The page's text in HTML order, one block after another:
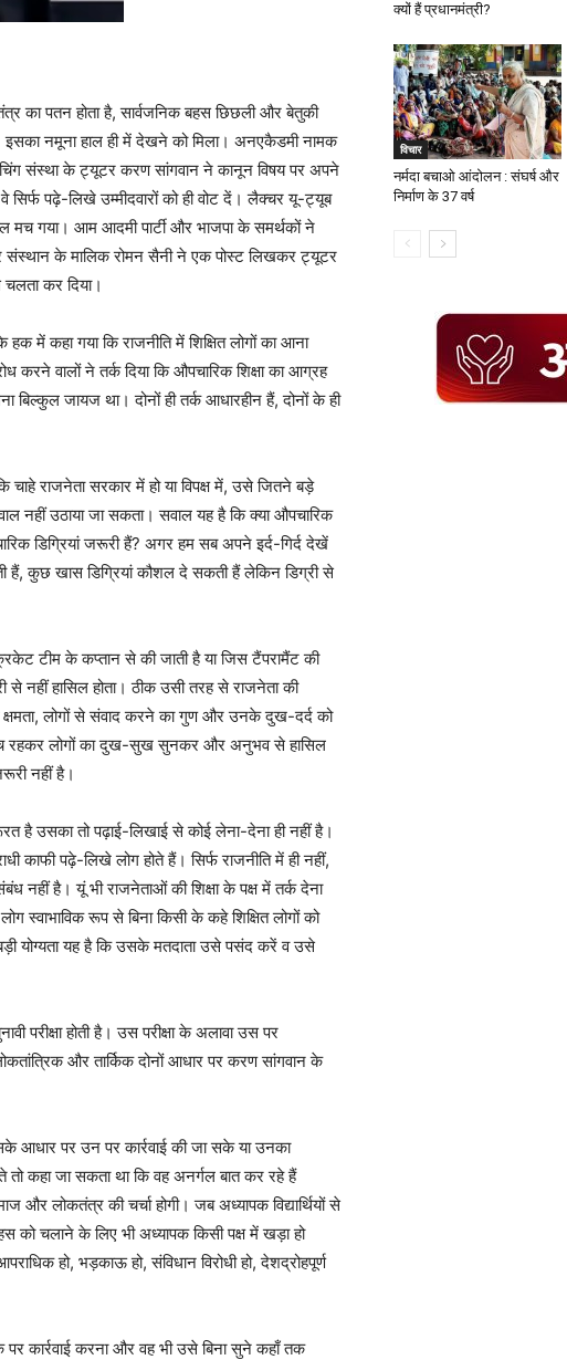
का पतन होता है, सार्वजनिक बहस छिछली और बेतुकी
इसका नमूना हाल ही में देखने को मिला। अनएकैडमी नामक
संस्था के ट्यूटर करण सांगवान ने कानून विषय पर अपने
वे सिर्फ पढ़े-लिखे उम्मीदवारों को ही वोट दें। लैक्चर यू-ट्यूब
मच गया। आम आदमी पार्टी और भाजपा के समर्थकों ने
संस्थान के मालिक रोमन सैनी ने एक पोस्ट लिखकर ट्यूटर
कर दिया।
में कहा गया कि राजनीति में शिक्षित लोगों का आना
करने वालों ने तर्क दिया कि औपचारिक शिक्षा का आग्रह
बिल्कुल जायज था। दोनों ही तर्क आधारहीन हैं, दोनों के ही
राजनेता सरकार में हो या विपक्ष में, उसे जितने बड़े
उठाया जा सकता। सवाल यह है कि क्या औपचारिक
डिग्रियां जरूरी हैं? अगर हम सब अपने इर्द-गिर्द देखें
हैं, कुछ खास डिग्रियां कौशल दे सकती हैं लेकिन डिग्री से
टीम के कप्तान से की जाती है या जिस टैंपरामैंट की
से नहीं हासिल होता। ठीक उसी तरह से राजनेता की
क्षमता, लोगों से संवाद करने का गुण और उनके दुख-दर्द को
रहकर लोगों का दुख-सुख सुनकर और अनुभव से हासिल
नहीं है।
है उसका तो पढ़ाई-लिखाई से कोई लेना-देना ही नहीं है।
काफी पढ़े-लिखे लोग होते हैं। सिर्फ राजनीति में ही नहीं,
नहीं है। यूं भी राजनेताओं की शिक्षा के पक्ष में तर्क देना
स्वाभाविक रूप से बिना किसी के कहे शिक्षित लोगों को
योग्यता यह है कि उसके मतदाता उसे पसंद करें व उसे
परीक्षा होती है। उस परीक्षा के अलावा उस पर
और तार्किक दोनों आधार पर करण सांगवान के
पर उन पर कार्रवाई की जा सके या उनका
कहा जा सकता था कि वह अनर्गल बात कर रहे हैं
लोकतंत्र की चर्चा होगी। जब अध्यापक विद्यार्थियों से
को चलाने के लिए भी अध्यापक किसी पक्ष में खड़ा हो
हो, भड़काऊ हो, संविधान विरोधी हो, देशद्रोहपूर्ण
कार्रवाई करना और वह भी उसे बिना सुने कहाँ तक
क्यों हैं प्रधानमंत्री?
विचार
नर्मदा बचाओ आंदोलन : संघर्ष और
निर्माण के 37 वर्ष